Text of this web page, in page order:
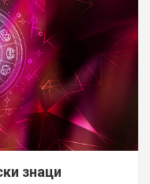
знаци